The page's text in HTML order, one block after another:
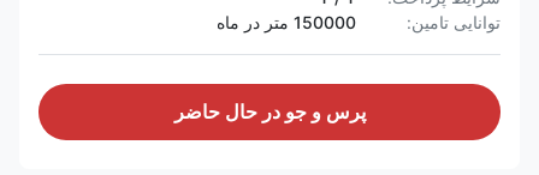
توانایی تامین:
150000 متر در ماه
پرس و جو در حال حاضر